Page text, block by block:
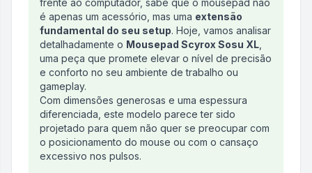
frente ao computador, sabe que o mousepad não
é apenas um acessório, mas uma extensão
fundamental do seu setup. Hoje, vamos analisar
detalhadamente o Mousepad Scyrox Sosu XL
uma peça que promete elevar o nível de precisão
e conforto no seu ambiente de trabalho ou
gameplay.
Com dimensões generosas e uma espessura
diferenciada, este modelo parece ter sido
projetado para quem não quer se preocupar com
o posicionamento do mouse ou com o cansaço
excessivo nos pulsos.